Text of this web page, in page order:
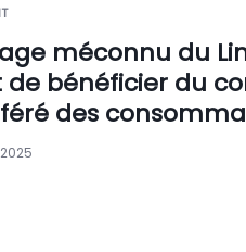
méconnu du
de bénéficier du
des